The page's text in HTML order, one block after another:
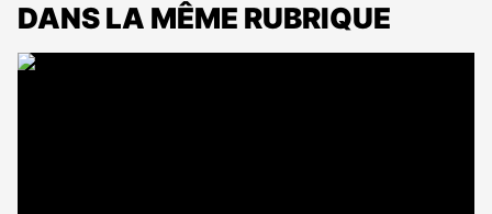
DANS LA MÊME RUBRIQUE